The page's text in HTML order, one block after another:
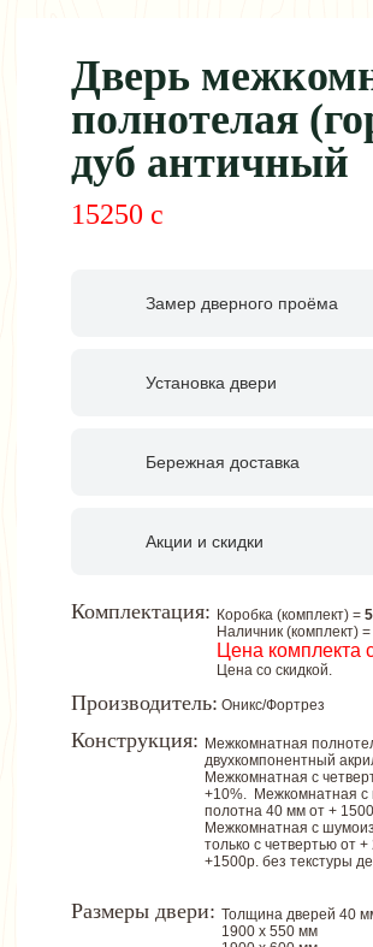
Дверь
полнотелая
дуб античный
15250 c
Замер дверного проёма
Установка двери
Бережная доставка
Акции и скидки
Комплектация: Коробка (комплект) =
Наличник (комплект) =
Цена комплекта
Цена со скидкой.
Производитель: Оникс/Фортрез
Конструкция: Межкомнатная
двухкомпонентный
Межкомнатная с
+10%. Межкомнатная с
полотна 40 мм от +
Межкомнатная с
только с четвертью от
+1500р. без текстуры
Размеры двери: Толщина дверей 40
1900 х 550 мм